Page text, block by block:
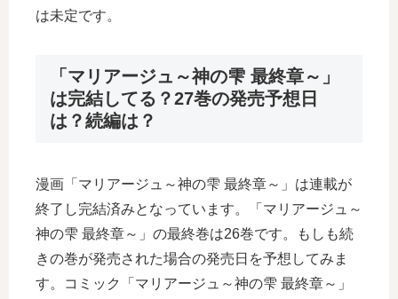
は未定です。
「マリアージュ～神の雫 最終章～」
は完結してる？27巻の発売予想日
は？続編は？
漫画「マリアージュ～神の雫 最終章～」は連載が
終了し完結済みとなっています。「マリアージュ～
神の雫 最終章～」の最終巻は26巻です。もしも続
きの巻が発売された場合の発売日を予想してみま
す。コミック「マリアージュ～神の雫 最終章～」